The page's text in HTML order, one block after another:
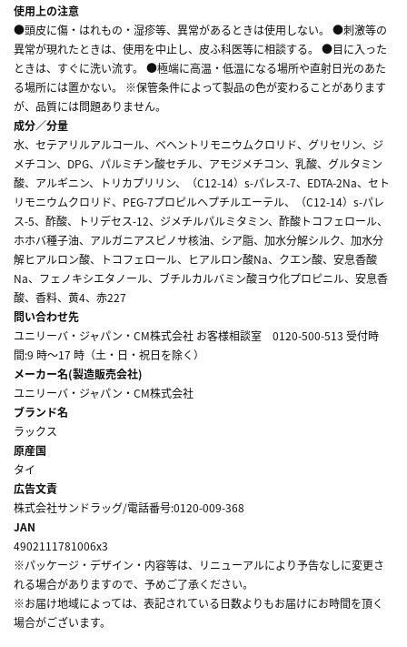
使用上の注意
●頭皮に傷・はれもの・湿疹等、異常があるときは使用しない。 ●刺激等の
異常が現れたときは、使用を中止し、皮ふ科医等に相談する。 ●目に入った
ときは、すぐに洗い流す。 ●極端に高温・低温になる場所や直射日光のあた
る場所には置かない。 ※保管条件によって製品の色が変わることがあります
が、品質には問題ありません。
成分／分量
水、セテアリルアルコール、ベヘントリモニウムクロリド、グリセリン、ジ
メチコン、DPG、パルミチン酸セチル、アモジメチコン、乳酸、グルタミン
酸、アルギニン、トリカプリリン、（C12-14）s-パレス-7、EDTA-2Na、セト
リモニウムクロリド、PEG-7プロピルヘプチルエーテル、（C12-14）s-パレ
ス-5、酢酸、トリデセス-12、ジメチルパルミタミン、酢酸トコフェロール、
ホホバ種子油、アルガニアスピノサ核油、シア脂、加水分解シルク、加水分
解ヒアルロン酸、トコフェロール、ヒアルロン酸Na、クエン酸、安息香酸
Na、フェノキシエタノール、ブチルカルバミン酸ヨウ化プロピニル、安息香
酸、香料、黄4、赤227
問い合わせ先
ユニリーバ・ジャパン・CM株式会社 お客様相談室 0120-500-513 受付時
間:9 時～17 時（土・日・祝日を除く）
メーカー名(製造販売会社)
ユニリーバ・ジャパン・CM株式会社
ブランド名
ラックス
原産国
タイ
広告文責
株式会社サンドラッグ/電話番号:0120-009-368
JAN
4902111781006x3
※パッケージ・デザイン・内容等は、リニューアルにより予告なしに変更さ
れる場合がありますので、予めご了承ください。
※お届け地域によっては、表記されている日数よりもお届けにお時間を頂く
場合がございます。